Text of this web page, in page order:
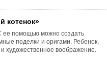
котенок»
ее помощью можно создать
поделки и оригами. Ребенок,
художественное воображение.